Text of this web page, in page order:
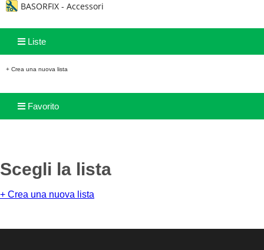
BASORFIX - Accessori
Liste
+ Crea una nuova lista
Favorito
Scegli la lista
+ Crea una nuova lista